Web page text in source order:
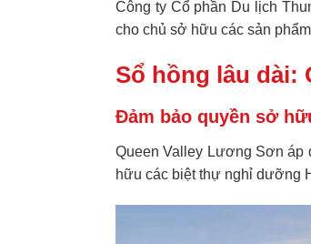
Công ty Cổ phần Du lịch
cho chủ sở hữu các sản phẩm
Sổ hồng lâu dài:
Đảm bảo quyền sở
Queen Valley Lương Sơn áp
hữu các biệt thự nghỉ dưỡng